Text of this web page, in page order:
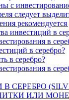
с
следует
инвестиций в
в
в серебро?
в серебро?
в
В СЕРЕБРО
ИЛИ